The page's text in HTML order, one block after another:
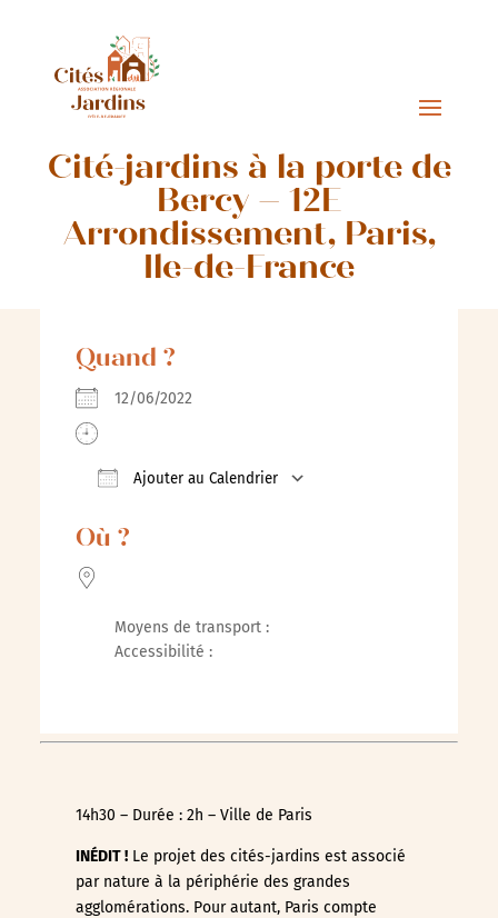
Cité-jardins à la porte de
Bercy – 12E
Arrondissement, Paris,
Ile-de-France
Quand ?
12/06/2022
Ajouter au Calendrier
Où ?
Moyens de transport :
Accessibilité :
14h30 – Durée : 2h – Ville de Paris
INÉDIT !Le projet des cités-jardins est associé
par nature à la périphérie des grandes
agglomérations. Pour autant, Paris compte